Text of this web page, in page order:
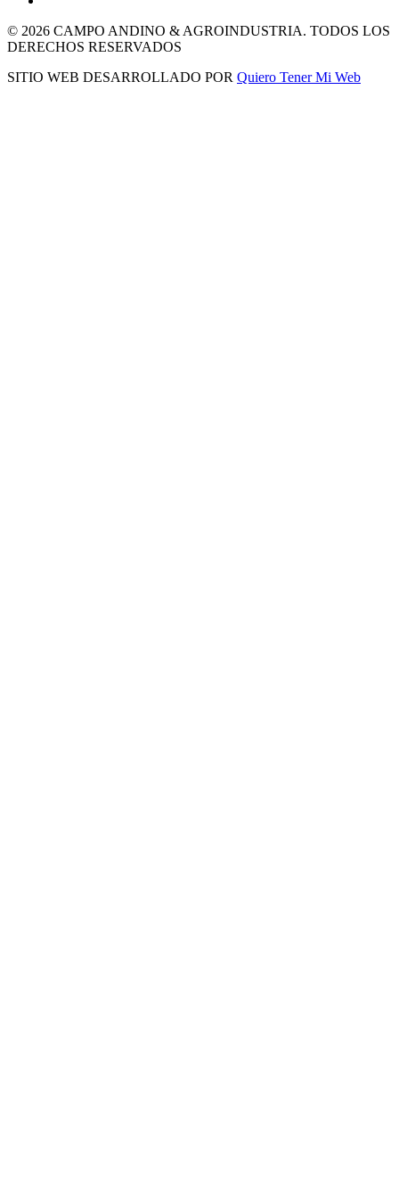
© 2026 CAMPO ANDINO & AGROINDUSTRIA. TODOS LOS
DERECHOS RESERVADOS
SITIO WEB DESARROLLADO POR Quiero Tener Mi Web